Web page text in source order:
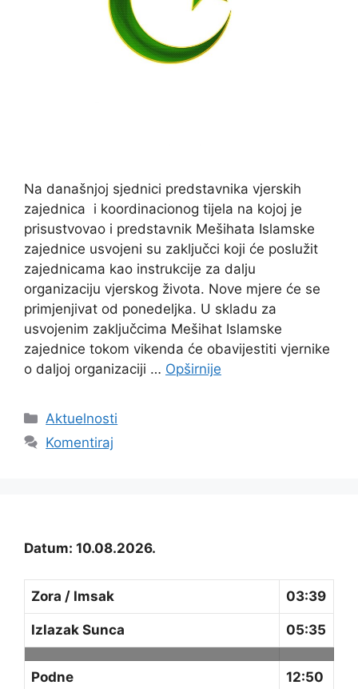
Na današnjoj sjednici predstavnika vjerskih
zajednica i koordinacionog tijela na kojoj je
prisustvovao i predstavnik Mešihata Islamske
zajednice usvojeni su zaključci koji će poslužit
zajednicama kao instrukcije za dalju
organizaciju vjerskog života. Nove mjere će se
primjenjivat od ponedeljka. U skladu za
usvojenim zaključcima Mešihat Islamske
zajednice tokom vikenda će obavijestiti vjernike
o daljoj organizaciji … Opširnije
Kategorije
Aktuelnosti
Komentiraj
Datum: 10.08.2026.
Zora / Imsak 03:39
Izlazak Sunca 05:35
Podne 12:50